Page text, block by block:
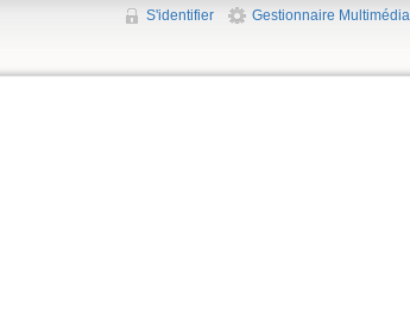
S'identifier Gestionnaire Multimédia